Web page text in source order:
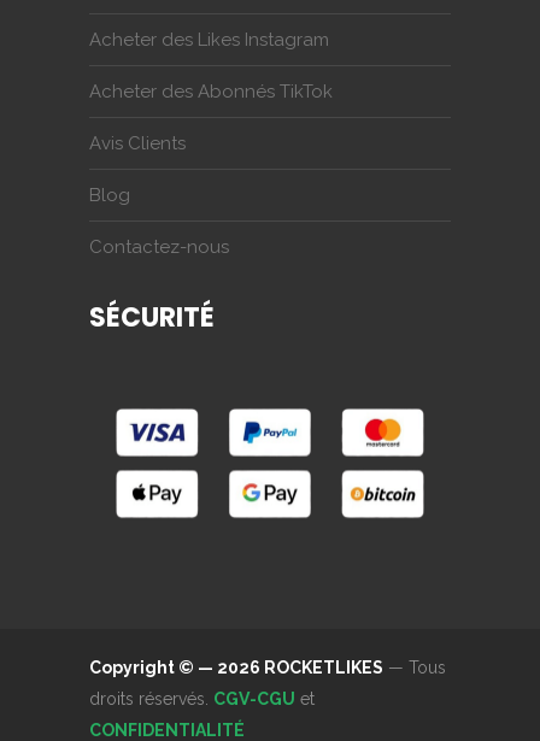
Acheter des Likes Instagram
Acheter des Abonnés TikTok
Avis Clients
Blog
Contactez-nous
SÉCURITÉ
Copyright © — 2026 ROCKETLIKES — Tous
droits réservés. CGV-CGU et
CONFIDENTIALITÉ